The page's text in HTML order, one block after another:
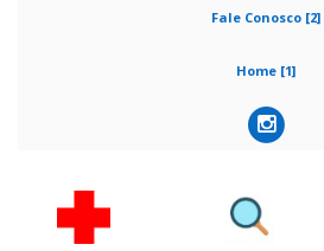
Fale Conosco [2]
Home [1]